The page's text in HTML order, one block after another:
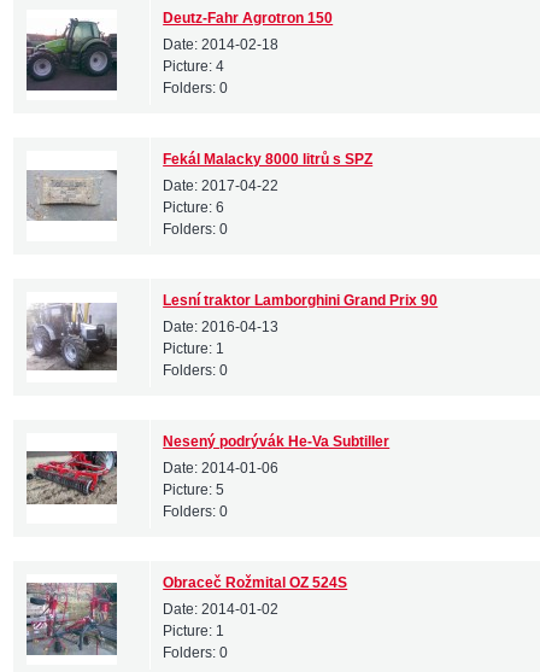
Deutz-Fahr Agrotron 150
Date:2014-02-18
Picture:4
Folders:0
Fekál Malacky 8000 litrů s SPZ
Date:2017-04-22
Picture:6
Folders:0
Lesní traktor Lamborghini Grand Prix 90
Date:2016-04-13
Picture: 1
Folders:0
Nesený podrývák He-Va Subtiller
Date:2014-01-06
Picture:5
Folders:0
Obraceč Rožmital OZ 524S
Date:2014-01-02
Picture: 1
Folders:0